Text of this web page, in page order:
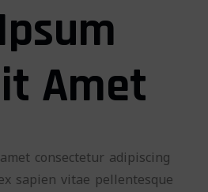
Amet
consectetur adipiscing
sapien vitae pellentesque